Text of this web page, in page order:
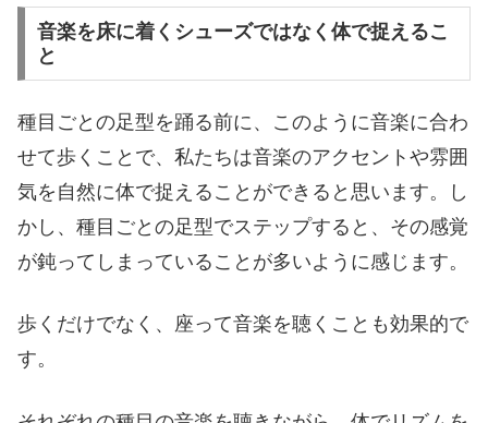
音楽を床に着くシューズではなく体で捉えるこ
と
種目ごとの足型を踊る前に、このように音楽に合わ
せて歩くことで、私たちは音楽のアクセントや雰囲
気を自然に体で捉えることができると思います。し
かし、種目ごとの足型でステップすると、その感覚
が鈍ってしまっていることが多いように感じます。
歩くだけでなく、座って音楽を聴くことも効果的で
す。